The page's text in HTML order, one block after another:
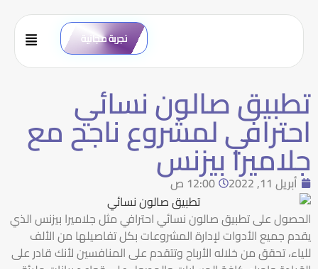
تجربة مجانية
تطبيق صالون نسائي
احترافي لمشروع ناجح مع
جلاميرا بيزنس
أبريل 11, 2022
12:00 ص
الحصول على تطبيق صالون نسائي احترافي مثل جلاميرا بيزنس الذي
يقدم جميع الأدوات لإدارة المشروعات بكل تفاصيلها من الألف
للياء، تحقق من خلاله الأرباح وتتقدم على المنافسين لأنك قادر على